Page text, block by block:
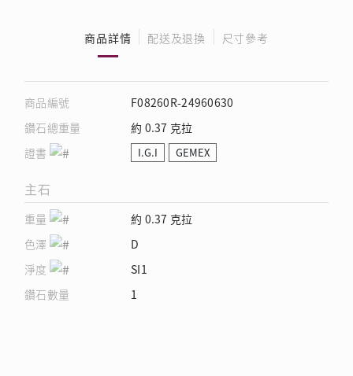
商品詳情 配送及退換 尺寸參考
商品編號
F08260R-24960630
鑽石總重量
約 0.37 克拉
證書
I.G.I GEMEX
主石
重量
約 0.37 克拉
色澤
D
淨度
SI1
鑽石數量
1